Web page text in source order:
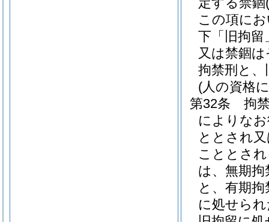
この項に
下「旧拘
又は禁錮
拘禁刑と
(人の資格
第32条
拘
によりな
ととされ
こととさ
は、無期
と、有期
に処せら